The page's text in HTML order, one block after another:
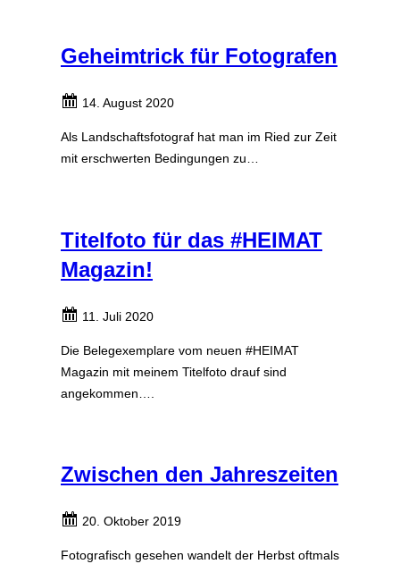
Geheimtrick für Fotografen
14. August 2020
Als Landschaftsfotograf hat man im Ried zur Zeit
mit erschwerten Bedingungen zu…
Titelfoto für das #HEIMAT
Magazin!
11. Juli 2020
Die Belegexemplare vom neuen #HEIMAT
Magazin mit meinem Titelfoto drauf sind
angekommen….
Zwischen den Jahreszeiten
20. Oktober 2019
Fotografisch gesehen wandelt der Herbst oftmals